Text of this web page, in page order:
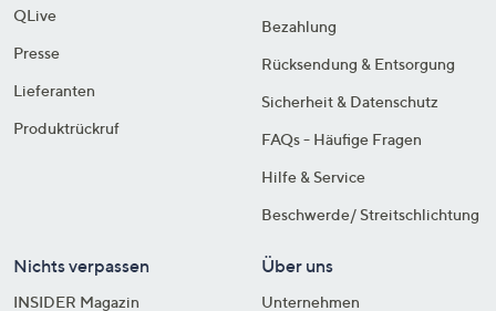
QLive
Presse
Lieferanten
Produktrückruf
Bezahlung
Rücksendung & Entsorgung
Sicherheit & Datenschutz
FAQs - Häufige Fragen
Hilfe & Service
Beschwerde/ Streitschlichtung
Nichts verpassen
INSIDER Magazin
Über uns
Unternehmen